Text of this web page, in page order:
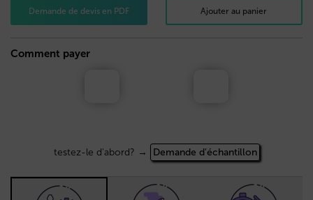
Demande de devis en PDF Ajouter au panier
Comment payer
testez-le d'abord? → Demande d'échantillon